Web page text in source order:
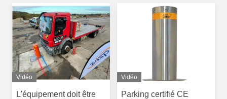
Vidéo
L'équipement doit être
Vidéo
Parking certifié CE